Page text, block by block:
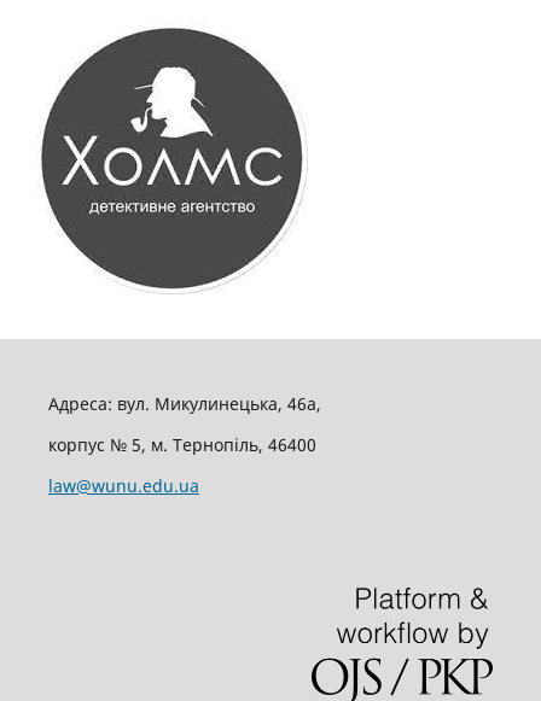
Адреса: вул. Микулинецька, 46а,
корпус № 5, м. Тернопіль, 46400
law@wunu.edu.ua